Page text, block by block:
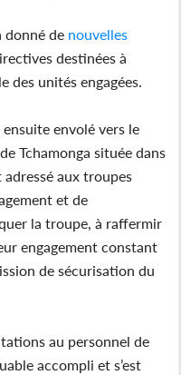
donné de nouvelles
destinées à
des unités engagées.
ensuite envolé vers le
Tchamonga située dans
adressé aux troupes
et de
la troupe, à raffermir
engagement constant
de sécurisation du
au personnel de
accompli et s’est